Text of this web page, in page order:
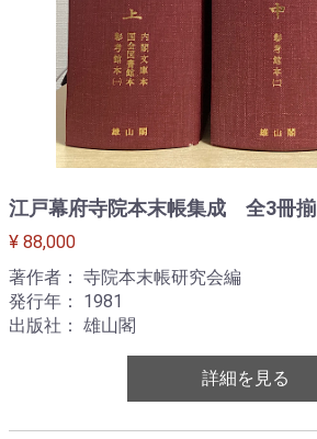
江戸幕府寺院本末帳集成 全3冊揃
¥ 88,000
著作者： 寺院本末帳研究会編
発行年： 1981
出版社： 雄山閣
詳細を見る